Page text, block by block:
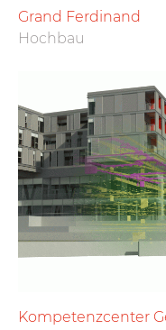
Grand Ferdinand
Hochbau
Kompetenzcenter